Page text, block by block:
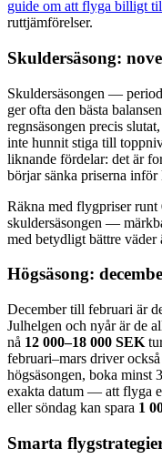
guide om att flyga billigt
ruttjämförelser.
Skuldersäsong:
Skuldersäsongen —
ger ofta den bästa
regnsäsongen precis
inte hunnit stiga till
liknande fördelar: det är
börjar sänka priserna inför
Räkna med flygpriser runt
skuldersäsongen —
med betydligt bättre väder
Högsäsong:
December till februari är
Julhelgen och nyår är de
nå 12 000–18 000 SEK
februari–mars driver
högsäsongen, boka minst
exakta datum — att flyga
eller söndag kan spara 1
Smarta